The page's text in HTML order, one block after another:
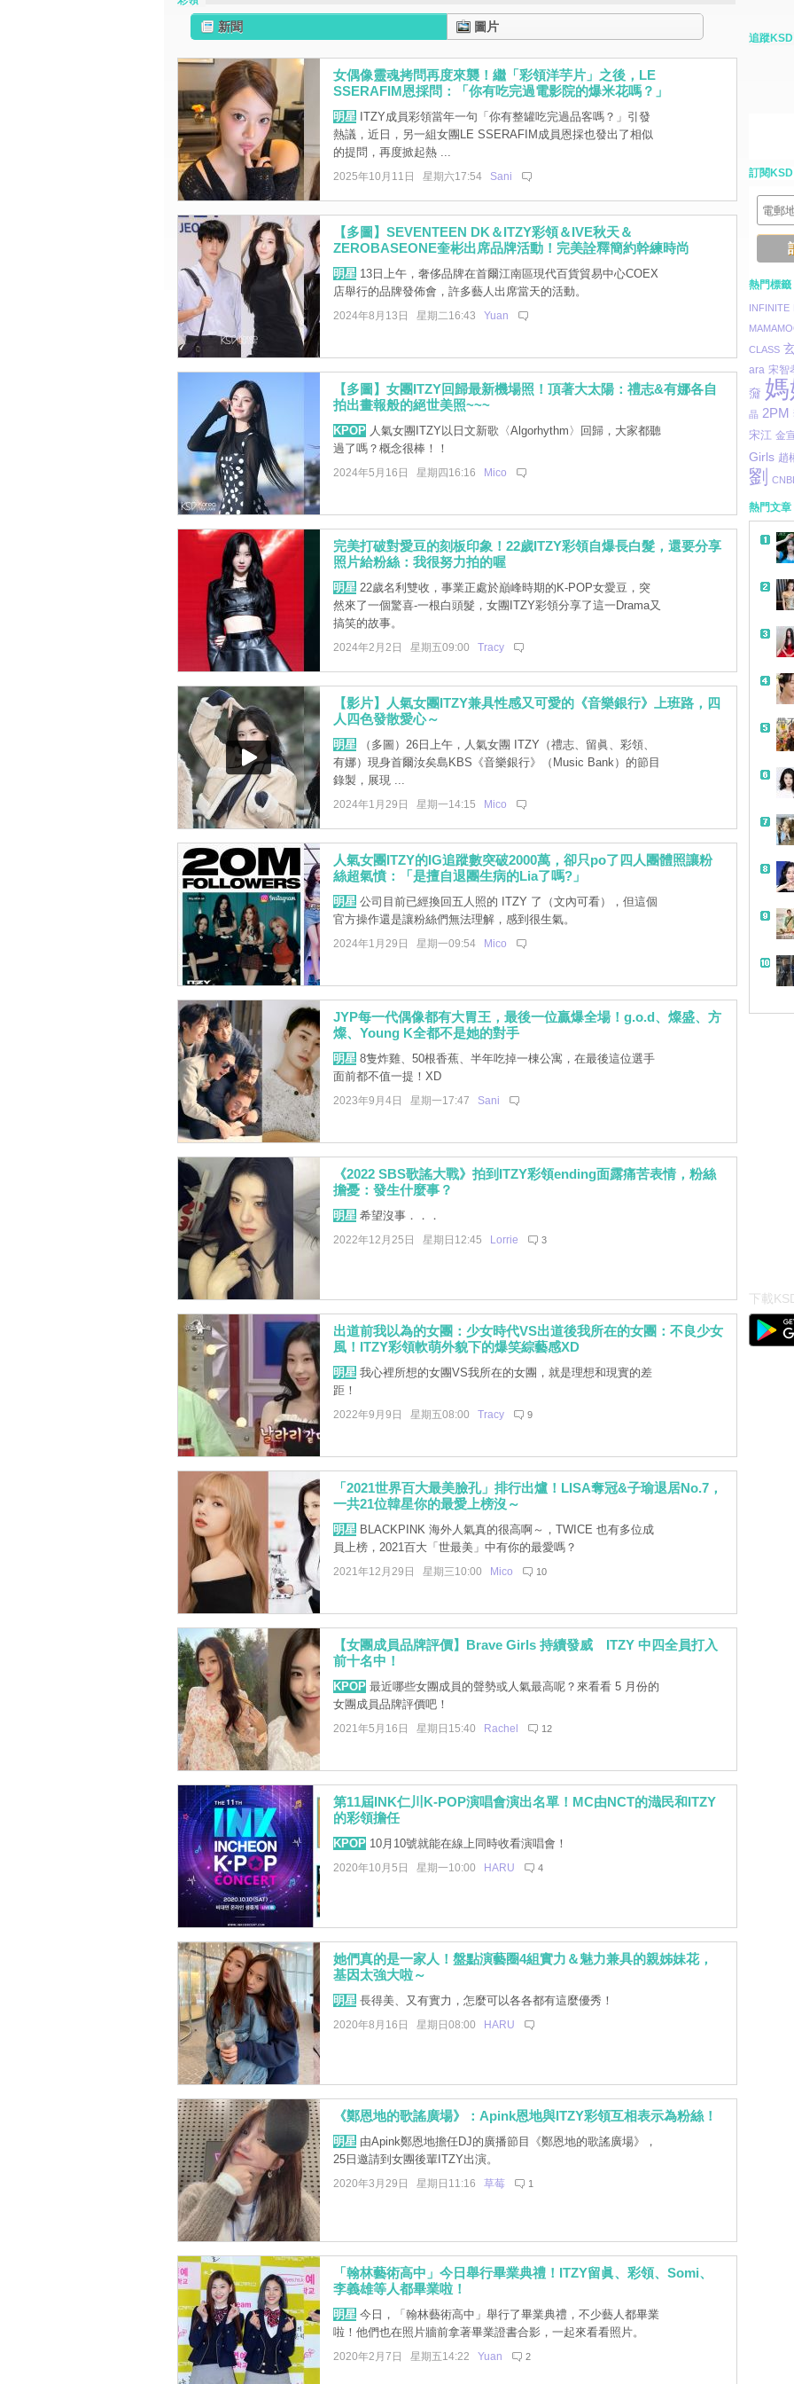
新聞 圖片
女偶像靈魂拷問再度來襲！繼「彩領洋芋片」之後，LE
SSERAFIM恩採問：「你有吃完過電影院的爆米花嗎？」
明星ITZY成員彩領當年一句「你有整罐吃完過品客嗎？」引發
熱議，近日，另一組女團LE SSERAFIM成員恩採也發出了相似
的提問，再度掀起熱 ...
2025年10月11日 星期六17:54 Sani
【多圖】SEVENTEEN DK＆ITZY彩領＆IVE秋天＆
ZEROBASEONE奎彬出席品牌活動！完美詮釋簡約幹練時尚
明星13日上午，奢侈品牌在首爾江南區現代百貨貿易中心COEX
店舉行的品牌發佈會，許多藝人出席當天的活動。
2024年8月13日 星期二16:43 Yuan
【多圖】女團ITZY回歸最新機場照！頂著大太陽：禮志&有娜各自
拍出畫報般的絕世美照~~~
KPOP人氣女團ITZY以日文新歌〈Algorhythm〉回歸，大家都聽
過了嗎？概念很棒！！
2024年5月16日 星期四16:16 Mico
完美打破對愛豆的刻板印象！22歲ITZY彩領自爆長白髮，還要分享
照片給粉絲：我很努力拍的喔
明星22歲名利雙收，事業正處於巔峰時期的K-POP女愛豆，突
然來了一個驚喜-一根白頭髮，女團ITZY彩領分享了這一Drama又
搞笑的故事。
2024年2月2日 星期五09:00 Tracy
【影片】人氣女團ITZY兼具性感又可愛的《音樂銀行》上班路，四
人四色發散愛心～
明星（多圖）26日上午，人氣女團 ITZY（禮志、留眞、彩領、
有娜）現身首爾汝矣島KBS《音樂銀行》（Music Bank）的節目
錄製，展現 ...
2024年1月29日 星期一14:15 Mico
人氣女團ITZY的IG追蹤數突破2000萬，卻只po了四人團體照讓粉
絲超氣憤：「是擅自退團生病的Lia了嗎?」
明星公司目前已經換回五人照的 ITZY 了（文內可看），但這個
官方操作還是讓粉絲們無法理解，感到很生氣。
2024年1月29日 星期一09:54 Mico
JYP每一代偶像都有大胃王，最後一位贏爆全場！g.o.d、燦盛、方
燦、Young K全都不是她的對手
明星8隻炸雞、50根香蕉、半年吃掉一棟公寓，在最後這位選手
面前都不值一提！XD
2023年9月4日 星期一17:47 Sani
《2022 SBS歌謠大戰》拍到ITZY彩領ending面露痛苦表情，粉絲
擔憂：發生什麼事？
明星希望沒事．．．
2022年12月25日 星期日12:45 Lorrie 3
出道前我以為的女團：少女時代VS出道後我所在的女團：不良少女
風！ITZY彩領軟萌外貌下的爆笑綜藝感XD
明星我心裡所想的女團VS我所在的女團，就是理想和現實的差
距！
2022年9月9日 星期五08:00 Tracy 9
「2021世界百大最美臉孔」排行出爐！LISA奪冠&子瑜退居No.7，
一共21位韓星你的最愛上榜沒～
明星BLACKPINK 海外人氣真的很高啊～，TWICE 也有多位成
員上榜，2021百大「世最美」中有你的最愛嗎？
2021年12月29日 星期三10:00 Mico 10
【女團成員品牌評價】Brave Girls 持續發威 ITZY 中四全員打入
前十名中！
KPOP最近哪些女團成員的聲勢或人氣最高呢？來看看 5 月份的
女團成員品牌評價吧！
2021年5月16日 星期日15:40 Rachel 12
第11屆INK仁川K-POP演唱會演出名單！MC由NCT的渽民和ITZY
的彩領擔任
KPOP10月10號就能在線上同時收看演唱會！
2020年10月5日 星期一10:00 HARU 4
她們真的是一家人！盤點演藝圈4組實力＆魅力兼具的親姊妹花，
基因太強大啦～
明星長得美、又有實力，怎麼可以各各都有這麼優秀！
2020年8月16日 星期日08:00 HARU
《鄭恩地的歌謠廣場》：Apink恩地與ITZY彩領互相表示為粉絲！
明星由Apink鄭恩地擔任DJ的廣播節目《鄭恩地的歌謠廣場》，
25日邀請到女團後輩ITZY出演。
2020年3月29日 星期日11:16 草莓 1
「翰林藝術高中」今日舉行畢業典禮！ITZY留眞、彩領、Somi、
李義雄等人都畢業啦！
明星今日，「翰林藝術高中」舉行了畢業典禮，不少藝人都畢業
啦！他們也在照片牆前拿著畢業證書合影，一起來看看照片。
2020年2月7日 星期五14:22 Yuan 2
追蹤KSD
訂閱KSD
熱門標籤
INFINITE
CLASS
ara 宋智
奫
晶 2PM
宋江 金
Girls 趙
劉
熱門文章
帶
下載